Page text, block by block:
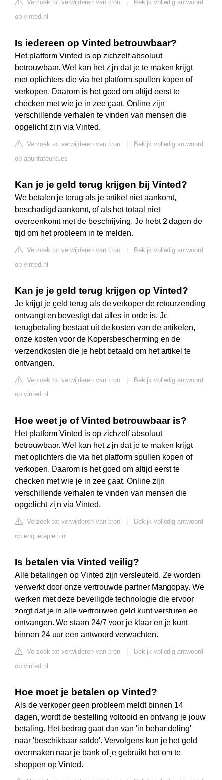
Verzoek tot verwijderen van bron
Bekijk volledig antwoord
op vinted.nl
Is iedereen op Vinted betrouwbaar?
Het platform Vinted is op zichzelf absoluut
betrouwbaar. Wel kan het zijn dat je te maken krijgt
met oplichters die via het platform spullen kopen of
verkopen. Daarom is het goed om altijd eerst te
checken met wie je in zee gaat. Online zijn
verschillende verhalen te vinden van mensen die
opgelicht zijn via Vinted.
Verzoek tot verwijderen van bron
Bekijk volledig antwoord
op apuntateuna.es
Kan je je geld terug krijgen bij Vinted?
We betalen je terug als je artikel niet aankomt,
beschadigd aankomt, of als het totaal niet
overeenkomt met de beschrijving. Je hebt 2 dagen de
tijd om het probleem in te melden.
Verzoek tot verwijderen van bron
Bekijk volledig antwoord
op vinted.nl
Kan je je geld terug krijgen op Vinted?
Je krijgt je geld terug als de verkoper de retourzending
ontvangt en bevestigt dat alles in orde is. Je
terugbetaling bestaat uit de kosten van de artikelen,
onze kosten voor de Kopersbescherming en de
verzendkosten die je hebt betaald om het artikel te
ontvangen.
Verzoek tot verwijderen van bron
Bekijk volledig antwoord
op vinted.nl
Hoe weet je of Vinted betrouwbaar is?
Het platform Vinted is op zichzelf absoluut
betrouwbaar. Wel kan het zijn dat je te maken krijgt
met oplichters die via het platform spullen kopen of
verkopen. Daarom is het goed om altijd eerst te
checken met wie je in zee gaat. Online zijn
verschillende verhalen te vinden van mensen die
opgelicht zijn via Vinted.
Verzoek tot verwijderen van bron
Bekijk volledig antwoord
op enqueteplein.nl
Is betalen via Vinted veilig?
Alle betalingen op Vinted zijn versleuteld. Ze worden
verwerkt door onze vertrouwde partner Mangopay. We
werken met deze beveiligde technologie die ervoor
zorgt dat je in alle vertrouwen geld kunt versturen en
ontvangen. We staan 24/7 voor je klaar en je kunt
binnen 24 uur een antwoord verwachten.
Verzoek tot verwijderen van bron
Bekijk volledig antwoord
op vinted.nl
Hoe moet je betalen op Vinted?
Als de verkoper geen probleem meldt binnen 14
dagen, wordt de bestelling voltooid en ontvang je jouw
betaling. Het bedrag gaat dan van 'in behandeling'
naar 'beschikbaar saldo'. Vervolgens kun je het geld
overmaken naar je bank of je gebruikt het om te
shoppen op Vinted.